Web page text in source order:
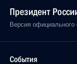
Президент
Версия
События